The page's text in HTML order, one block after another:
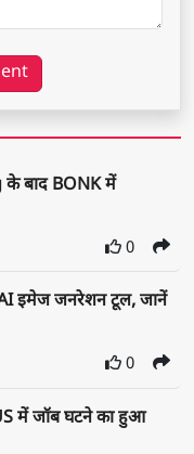
बाद BONK में
0
इमेज जनरेशन टूल, जानें
0
में जॉब घटने का हुआ